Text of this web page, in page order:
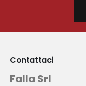
Contattaci
Falla Srl